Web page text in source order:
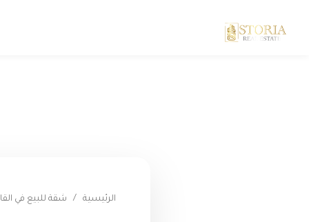
الرئيسية / شقة للبيع في